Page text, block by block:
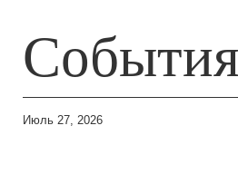
События
Июль 27, 2026